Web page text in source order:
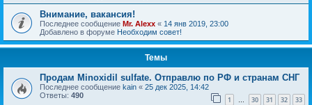
Внимание, вакансия!
Последнее сообщение Mr. Alexx « 14 янв 2019, 23:00
Добавлено в форуме Необходим совет!
Темы
Продам Minoxidil sulfate. Отправлю по РФ и странам СНГ
Последнее сообщение kain « 25 дек 2025, 14:42
Ответы: 490 1 … 30 31 32 33